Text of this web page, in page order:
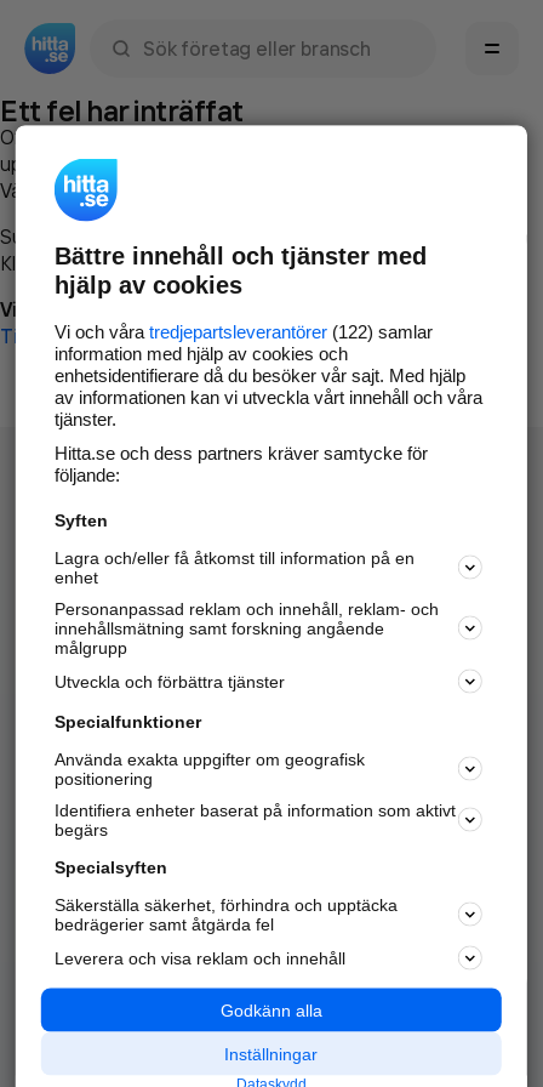
Ett fel har inträffat
Om du vill kan du
uppstod så att vi lättare och snabbare kan avhjälpa det.
Vänligen försök med följande:
Surfa till
Klicka påTillbaka-knappen i webbläsaren och försök igen
Vi beklagar besväret!
Till startsidan
Hitta.se - Gratis nummerupplysning.
Sök företag, personer och platser.
Hitta telefonnummer, adresser, företagsinfo mm.
Marknadsför företaget
Kom igång och annonsera mot
samarbetspartners nära dig.
Alla kategorier
Populära sökningar
API & Kartor
Annonsera
Integritet
Nödnummer
Bättre innehåll och tjänster med
hjälp av cookies
Vi och våra tredjepartsleverantörer(122) samlar
information med hjälp av cookies och
enhetsidentifierare då du besöker vår sajt. Med hjälp
av informationen kan vi utveckla vårt innehåll och våra
tjänster.
Hitta.se och dess partners kräver samtycke för
följande:
Syften
Lagra och/eller få åtkomst till information på en
enhet
Personanpassad reklam och innehåll, reklam- och
innehållsmätning samt forskning angående
målgrupp
Utveckla och förbättra tjänster
Specialfunktioner
Använda exakta uppgifter om geografisk
positionering
Identifiera enheter baserat på information som aktivt
begärs
Specialsyften
Säkerställa säkerhet, förhindra och upptäcka
bedrägerier samt åtgärda fel
Leverera och visa reklam och innehåll
Godkänn alla
Inställningar
Dataskydd